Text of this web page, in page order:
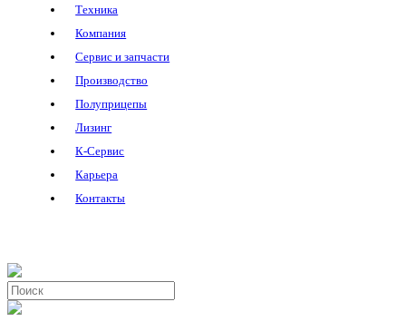
Техника
Компания
Сервис и запчасти
Производство
Полуприцепы
Лизинг
К-Сервис
Карьера
Контакты